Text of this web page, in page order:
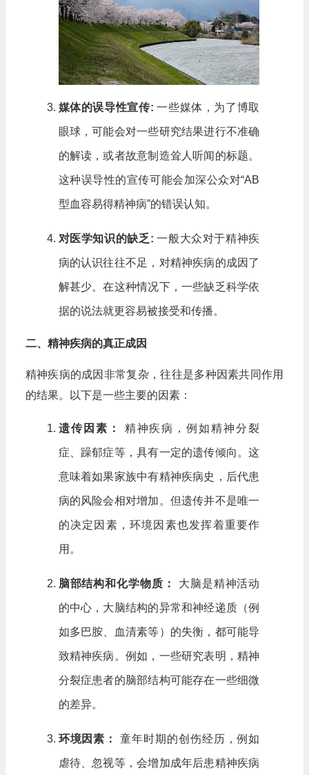
媒体的误导性宣传: 一些媒体，为了博取
眼球，可能会对一些研究结果进行不准确
的解读，或者故意制造耸人听闻的标题。
这种误导性的宣传可能会加深公众对“AB
型血容易得精神病”的错误认知。
对医学知识的缺乏: 一般大众对于精神疾
病的认识往往不足，对精神疾病的成因了
解甚少。在这种情况下，一些缺乏科学依
据的说法就更容易被接受和传播。
二、精神疾病的真正成因
精神疾病的成因非常复杂，往往是多种因素共同作用
的结果。以下是一些主要的因素：
遗传因素： 精神疾病，例如精神分裂
症、躁郁症等，具有一定的遗传倾向。这
意味着如果家族中有精神疾病史，后代患
病的风险会相对增加。但遗传并不是唯一
的决定因素，环境因素也发挥着重要作
用。
脑部结构和化学物质： 大脑是精神活动
的中心，大脑结构的异常和神经递质（例
如多巴胺、血清素等）的失衡，都可能导
致精神疾病。例如，一些研究表明，精神
分裂症患者的脑部结构可能存在一些细微
的差异。
环境因素： 童年时期的创伤经历，例如
虐待、忽视等，会增加成年后患精神疾病